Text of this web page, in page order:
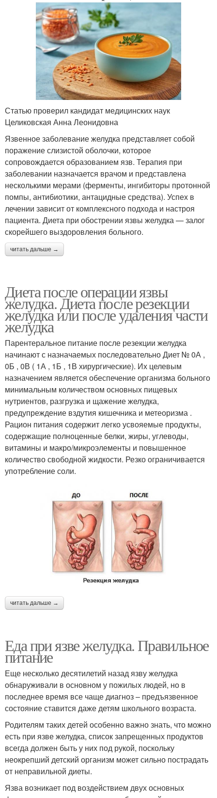
Статью проверил кандидат медицинских наук
Целиковская Анна Леонидовна
Язвенное заболевание желудка представляет собой
поражение слизистой оболочки, которое
сопровождается образованием язв. Терапия при
заболевании назначается врачом и представлена
несколькими мерами (ферменты, ингибиторы протонной
помпы, антибиотики, антацидные средства). Успех в
лечении зависит от комплексного подхода и настроя
пациента. Диета при обострении язвы желудка — залог
скорейшего выздоровления больного.
читать дальше →
Диета после операции язвы
желудка. Диета после резекции
желудка или после удаления части
желудка
Парентеральное питание после резекции желудка
начинают с назначаемых последовательно Диет № 0А ,
0Б , 0В ( 1А , 1Б , 1В хирургические). Их целевым
назначением является обеспечение организма больного
минимальным количеством основных пищевых
нутриентов, разгрузка и щажение желудка,
предупреждение вздутия кишечника и метеоризма .
Рацион питания содержит легко усвояемые продукты,
содержащие полноценные белки, жиры, углеводы,
витамины и макро/микроэлементы и повышенное
количество свободной жидкости. Резко ограничивается
употребление соли.
читать дальше →
Еда при язве желудка. Правильное
питание
Еще несколько десятилетий назад язву желудка
обнаруживали в основном у пожилых людей, но в
последнее время все чаще диагноз – предъязвенное
состояние ставится даже детям школьного возраста.
Родителям таких детей особенно важно знать, что можно
есть при язве желудка, список запрещенных продуктов
всегда должен быть у них под рукой, поскольку
неокрепший детский организм может сильно пострадать
от неправильной диеты.
Язва возникает под воздействием двух основных